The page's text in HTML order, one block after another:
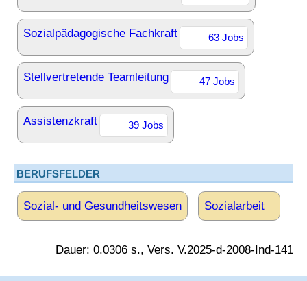
Sozialpädagogische Fachkraft 63 Jobs
Stellvertretende Teamleitung 47 Jobs
Assistenzkraft 39 Jobs
BERUFSFELDER
Sozial- und Gesundheitswesen Sozialarbeit
Dauer: 0.0306 s., Vers. V.2025-d-2008-Ind-141